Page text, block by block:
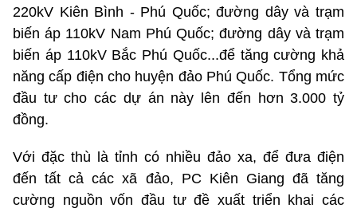
220kV Kiên Bình - Phú Quốc; đường dây và trạm
biến áp 110kV Nam Phú Quốc; đường dây và trạm
biến áp 110kV Bắc Phú Quốc...để tăng cường khả
năng cấp điện cho huyện đảo Phú Quốc. Tổng mức
đầu tư cho các dự án này lên đến hơn 3.000 tỷ
đồng.
Với đặc thù là tỉnh có nhiều đảo xa, để đưa điện
đến tất cả các xã đảo, PC Kiên Giang đã tăng
cường nguồn vốn đầu tư đề xuất triển khai các